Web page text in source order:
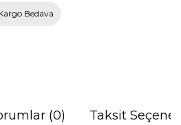
Bedava
(0) Taksit